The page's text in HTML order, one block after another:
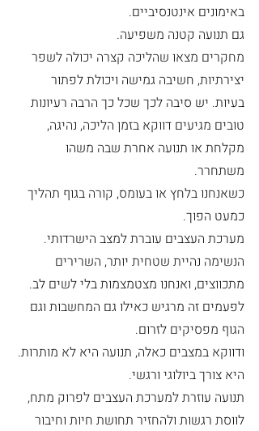
באימונים אינטנסיביים.
גם תנועה קטנה משפיעה.
מחקרים מצאו שהליכה קצרה יכולה לשפר
יצירתיות, חשיבה גמישה ויכולת לפתור
בעיות. יש סיבה לכך שכל כך הרבה רעיונות
טובים מגיעים דווקא בזמן הליכה, נהיגה,
מקלחת או תנועה אחרת שבה משהו
משתחרר.
כשאנחנו בלחץ או בעומס, קורה בגוף תהליך
כמעט הפוך.
מערכת העצבים עוברת למצב הישרדותי.
הנשימה נהיית שטחית יותר, השרירים
מתכווצים, ואנחנו מצטמצמות בלי לשים לב.
לפעמים זה מרגיש כאילו גם המחשבות וגם
הגוף מפסיקים לזרום.
ודווקא במצבים כאלה, תנועה היא לא מותרות.
היא צורך ביולוגי ורגשי.
תנועה עוזרת למערכת העצבים לפרוק מתח,
לווסת רגשות ולהחזיר תחושת חיות וחיבור